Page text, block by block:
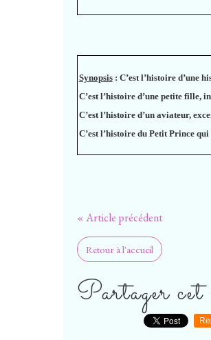
Synopsis: C’est l’histoire d’une
C’est l’histoire d’une petite fille,
C’est l’histoire d’un aviateur,
C’est l’histoire du Petit Prince
« Article précédent
Retour à l'accueil
Partager